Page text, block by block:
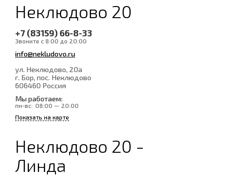
Неклюдово 20
+7 (83159) 66-8-33
Звоните с 8:00 до 20:00
info@nekludovo.ru
ул. Неклюдово, 20а
г. Бор, пос. Неклюдово
606460 Россия
Мы работаем:
пн-вс: 08:00 — 20:00
Показать на карте
Неклюдово 20 -
Линда